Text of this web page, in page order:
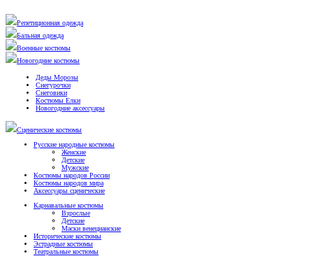
Репетиционная одежда
Бальная одежда
Военные костюмы
Новогодние костюмы
Деды Морозы
Снегурочки
Снеговики
Костюмы Елки
Новогодние аксессуары
Сценические костюмы
Русские народные костюмы
Женские
Детские
Мужские
Костюмы народов России
Костюмы народов мира
Аксессуары сценические
Карнавальные костюмы
Взрослые
Детские
Маски венецианские
Исторические костюмы
Эстрадные костюмы
Театральные костюмы